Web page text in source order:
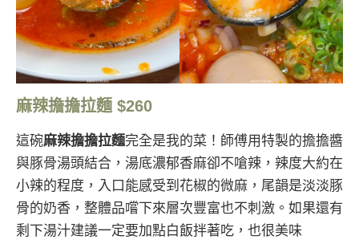
麻辣擔擔拉麵 $260
這碗麻辣擔擔拉麵完全是我的菜！師傅用特製的擔擔醬
與豚骨湯頭結合，湯底濃郁香麻卻不嗆辣，辣度大約在
小辣的程度，入口能感受到花椒的微麻，尾韻是淡淡豚
骨的奶香，整體品嚐下來層次豐富也不刺激。如果還有
剩下湯汁建議一定要加點白飯拌著吃，也很美味